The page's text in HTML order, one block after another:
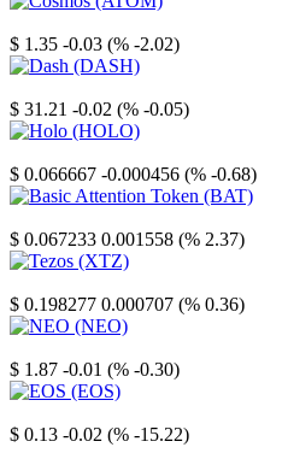
$ 1.35 -0.03 (% -2.02)
$ 31.21 -0.02 (% -0.05)
$ 0.066667 -0.000456 (% -0.68)
$ 0.067233 0.001558 (% 2.37)
$ 0.198277 0.000707 (% 0.36)
$ 1.87 -0.01 (% -0.30)
$ 0.13 -0.02 (% -15.22)